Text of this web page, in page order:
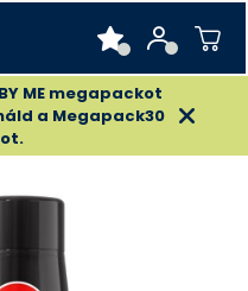
ME megapackot
a Megapack30